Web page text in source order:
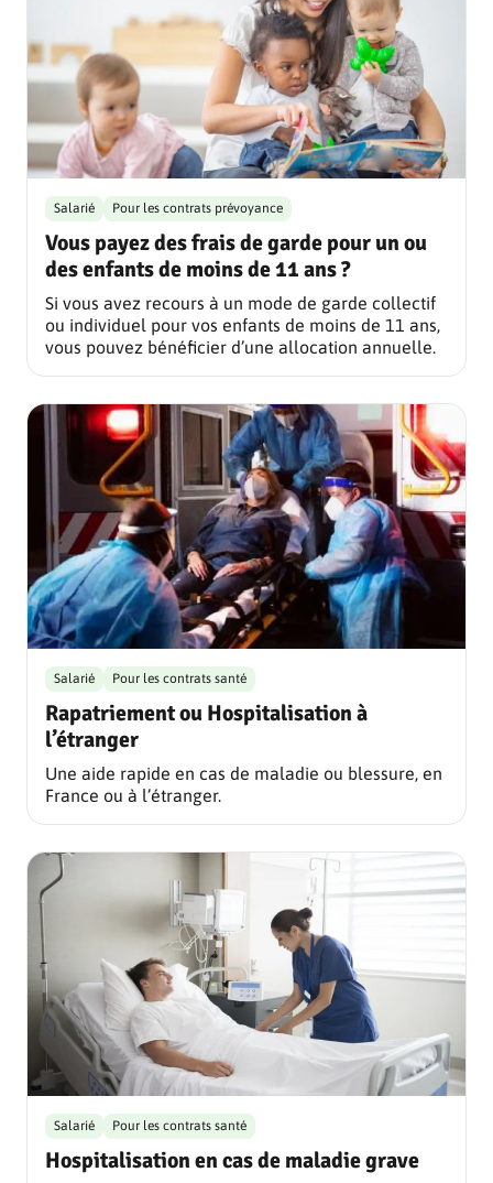
Vous payez des frais de garde pour un ou
des enfants de moins de 11 ans ?
Salarié Pour les contrats prévoyance
Si vous avez recours à un mode de garde collectif
ou individuel pour vos enfants de moins de 11 ans,
vous pouvez bénéficier d’une allocation annuelle.
Rapatriement ou Hospitalisation à
l’étranger
Salarié Pour les contrats santé
Une aide rapide en cas de maladie ou blessure, en
France ou à l’étranger.
Hospitalisation en cas de maladie grave
Salarié Pour les contrats santé